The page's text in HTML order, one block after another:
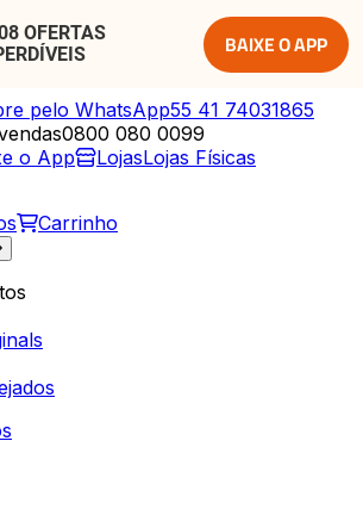
OFERTAS
BAIXE O APP
pelo WhatsApp55 41 74031865
0800 080 0099
o App LojasLojas Físicas
Carrinho